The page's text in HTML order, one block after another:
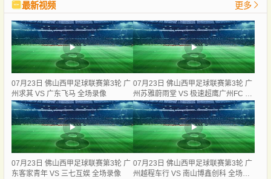
最新视频 更多
07月23日 佛山西甲足球联赛第3轮 广
州求其 VS 广东飞马 全场录像
07月23日 佛山西甲足球联赛第3轮 广
州苏雅蔚雨堂 VS 极速超鹰广州FC 全
场录像
07月23日 佛山西甲足球联赛第3轮 广
东客家青年 VS 三七互娱 全场录像
07月23日 佛山西甲足球联赛第3轮 广
州越程车行 VS 南山博鑫创科 全场录